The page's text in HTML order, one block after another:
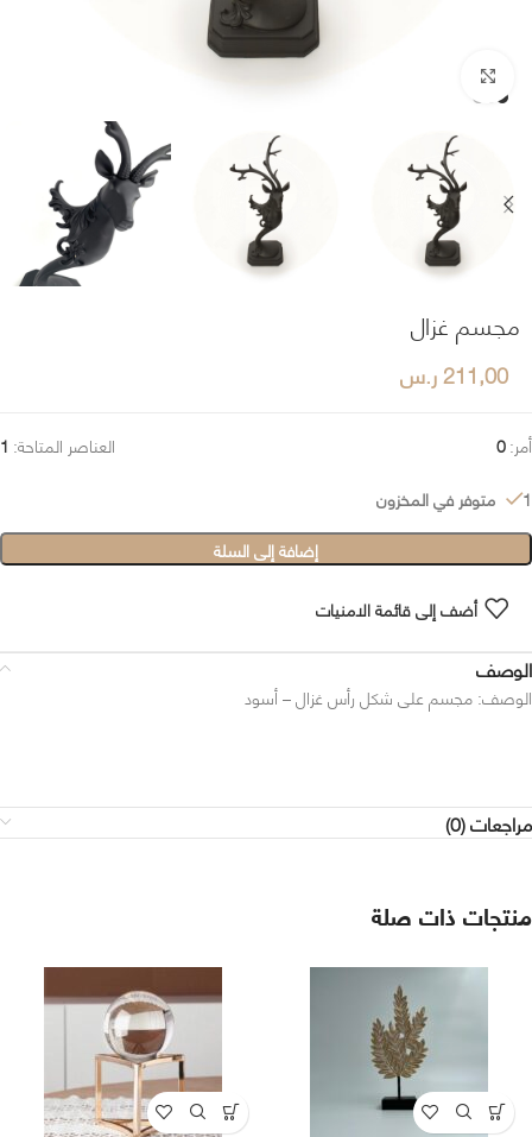
مجسم غزال
211,00ر.س
أمر:0 العناصر المتاحة: 1
1 متوفر في المخزون
إضافة إلى السلة
أضف إلى قائمة الامنيات
الوصف
الوصف: مجسم على شكل رأس غزال – أسود
مراجعات (0)
منتجات ذات صلة